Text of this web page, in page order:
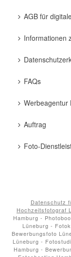
AGB für
Informationen
FAQs
Werbeagentur
Auftrag
Foto-
Datenschutz
Hochzeitsfotograf
Hamburg -
Lüneburg -
Bewerbungsfoto
Lüneburg -
Hamburg -